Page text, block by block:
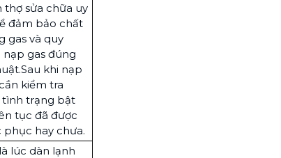
thợ sửa chữa uy
đảm bảo chất
gas và quy
gas đúng
khi nạp
kiểm tra
trạng bật
tục đã được
phục hay chưa.
lúc dàn lạnh